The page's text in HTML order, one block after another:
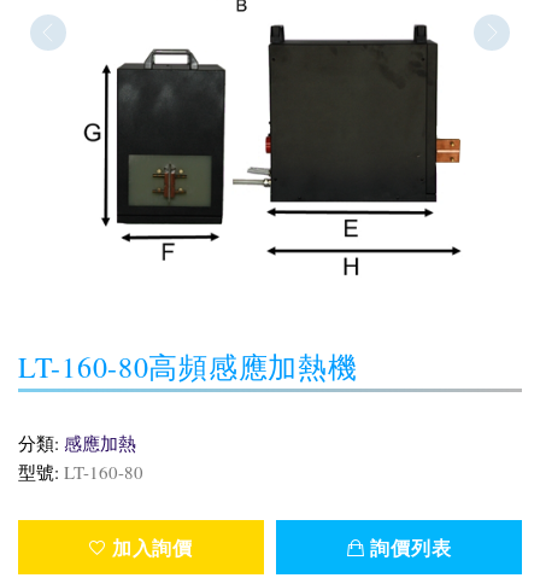
LT-160-80高頻感應加熱機
分類: 感應加熱
型號: LT-160-80
加入詢價 詢價列表